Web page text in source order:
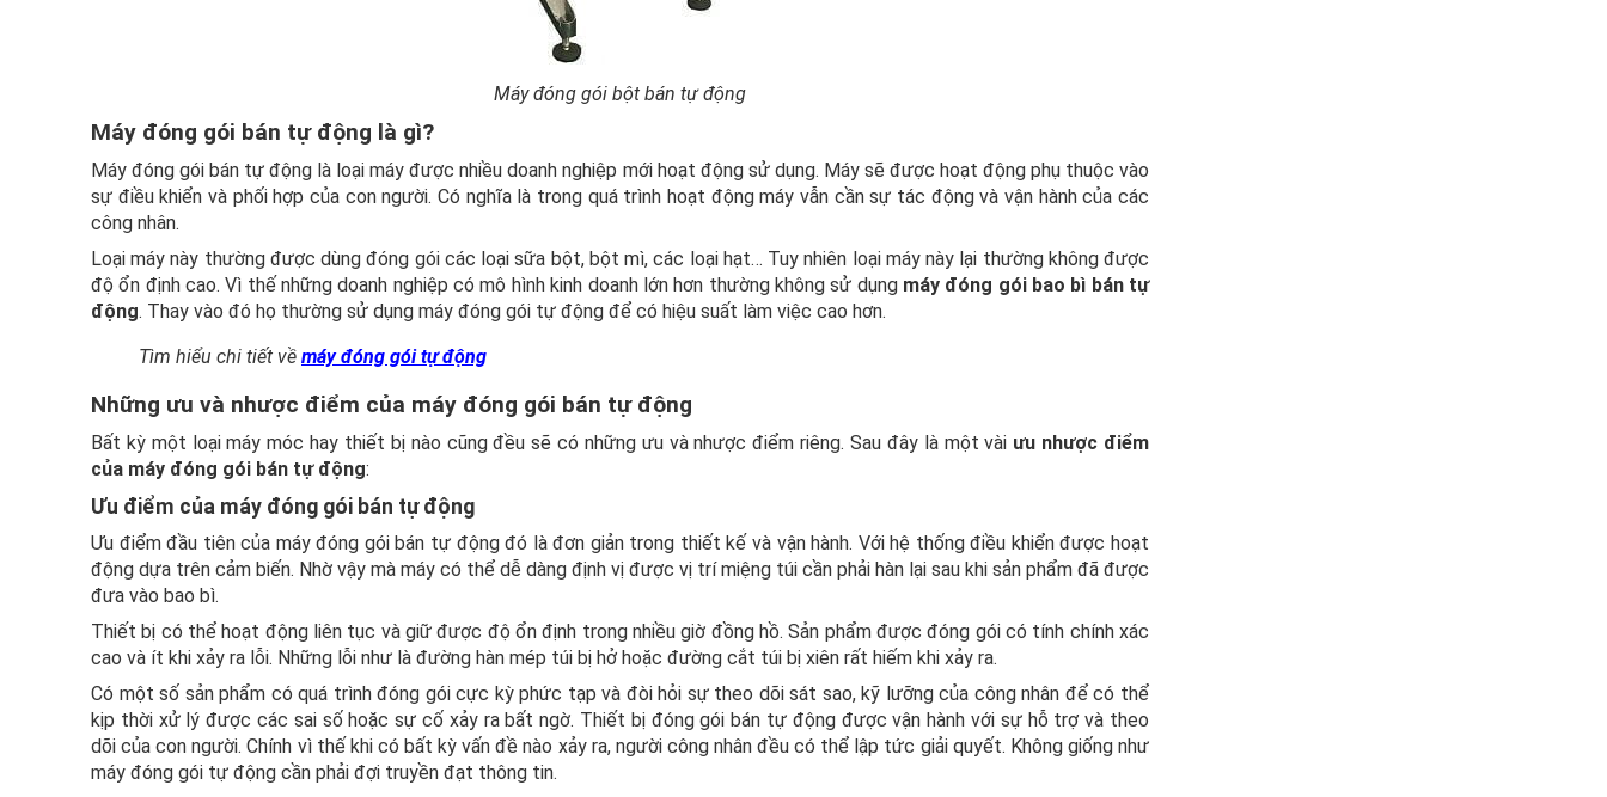
Máy đóng gói bột bán tự động
Máy đóng gói bán tự động là gì?
Máy đóng gói bán tự động là loại máy được nhiều doanh nghiệp mới hoạt động sử dụng. Máy sẽ được hoạt động phụ thuộc vào
sự điều khiển và phối hợp của con người. Có nghĩa là trong quá trình hoạt động máy vẫn cần sự tác động và vận hành của các
công nhân.
Loại máy này thường được dùng đóng gói các loại sữa bột, bột mì, các loại hạt… Tuy nhiên loại máy này lại thường không được
độ ổn định cao. Vì thế những doanh nghiệp có mô hình kinh doanh lớn hơn thường không sử dụng máy đóng gói bao bì bán tự
động. Thay vào đó họ thường sử dụng máy đóng gói tự động để có hiệu suất làm việc cao hơn.
Tìm hiểu chi tiết về máy đóng gói tự động
Những ưu và nhược điểm của máy đóng gói bán tự động
Bất kỳ một loại máy móc hay thiết bị nào cũng đều sẽ có những ưu và nhược điểm riêng. Sau đây là một vài ưu nhược điểm
của máy đóng gói bán tự động:
Ưu điểm của máy đóng gói bán tự động
Ưu điểm đầu tiên của máy đóng gói bán tự động đó là đơn giản trong thiết kế và vận hành. Với hệ thống điều khiển được hoạt
động dựa trên cảm biến. Nhờ vậy mà máy có thể dễ dàng định vị được vị trí miệng túi cần phải hàn lại sau khi sản phẩm đã được
đưa vào bao bì.
Thiết bị có thể hoạt động liên tục và giữ được độ ổn định trong nhiều giờ đồng hồ. Sản phẩm được đóng gói có tính chính xác
cao và ít khi xảy ra lỗi. Những lỗi như là đường hàn mép túi bị hở hoặc đường cắt túi bị xiên rất hiếm khi xảy ra.
Có một số sản phẩm có quá trình đóng gói cực kỳ phức tạp và đòi hỏi sự theo dõi sát sao, kỹ lưỡng của công nhân để có thể
kịp thời xử lý được các sai số hoặc sự cố xảy ra bất ngờ. Thiết bị đóng gói bán tự động được vận hành với sự hỗ trợ và theo
dõi của con người. Chính vì thế khi có bất kỳ vấn đề nào xảy ra, người công nhân đều có thể lập tức giải quyết. Không giống như
máy đóng gói tự động cần phải đợi truyền đạt thông tin.